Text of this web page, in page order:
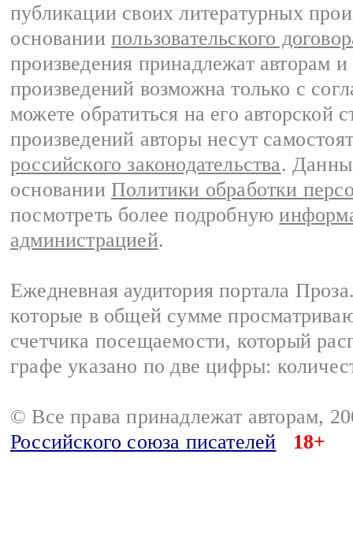
публикации своих литературных
основании пользовательского
произведения принадлежат авторам
произведений возможна только с
можете обратиться на его авторской
произведений авторы несут
российского законодательства.
основании Политики обработки
посмотреть более подробную
администрацией.
Ежедневная аудитория портала
которые в общей сумме
счетчика посещаемости, который
графе указано по две цифры:
© Все права принадлежат авторам,
Российского союза писателей
18+